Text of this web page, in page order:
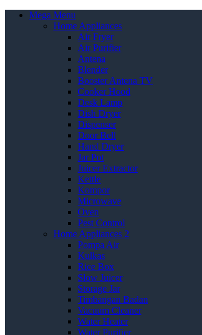
Mega Menu
Home Appliances
Air Fryer
Air Purifier
Antena
Blender
Booster Antena TV
Cooker Hood
Desk Lamp
Dish Dryer
Dispenser
Door Bell
Hand Dryer
Jar Pot
Juicer Extractor
Kettle
Kompor
Microwave
Oven
Pest Control
Home Appliances 2
Pompa Air
Kulkas
Rice Box
Slow Juicer
Storage Jar
Timbangan Badan
Vacuum Cleaner
Water Heater
Water Purifier